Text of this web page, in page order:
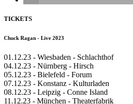
TICKETS
Chuck Ragan - Live 2023
01.12.23 - Wiesbaden - Schlachthof
04.12.23 - Nürnberg - Hirsch
05.12.23 - Bielefeld - Forum
07.12.23 - Konstanz - Kulturladen
08.12.23 - Leipzig - Conne Island
11.12.23 - München - Theaterfabrik